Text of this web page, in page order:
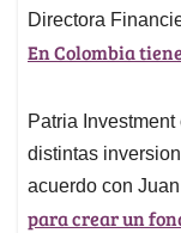
Directora
En Colombia
Patria
distintas
acuerdo con
para crear un